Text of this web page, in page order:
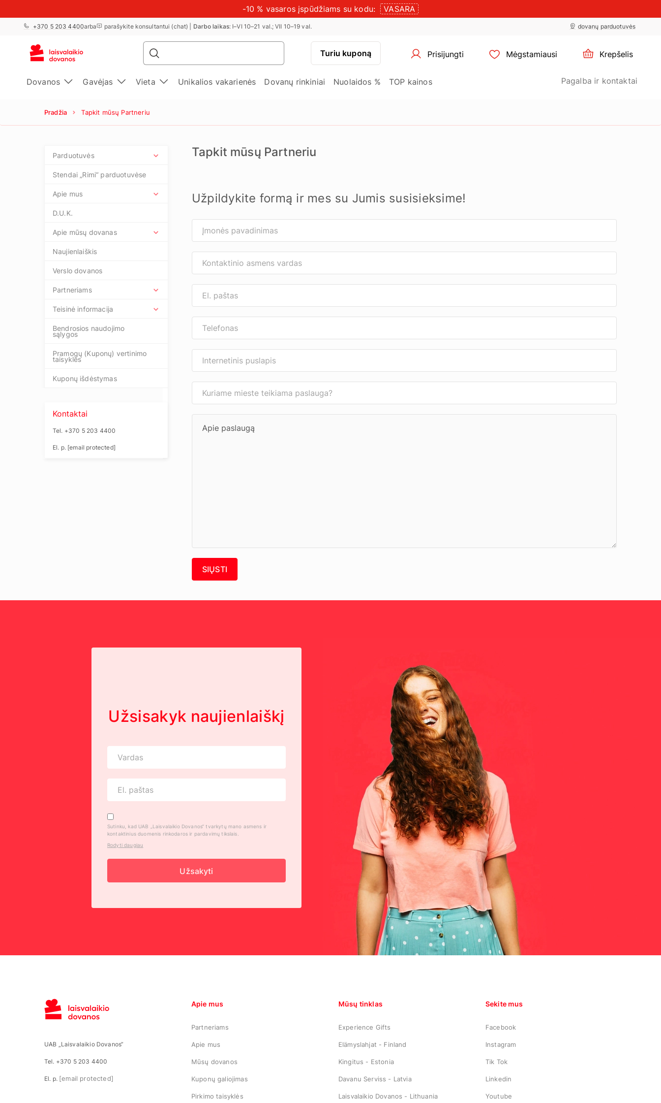
-10 % vasaros įspūdžiams su kodu: VASARA
×
+370 5 203 4400arba parašykite konsultantui (chat) | Darbo laikas: I–VI 10–21 val.; VII 10–19 val. dovanų parduotuvės
Turiu kuponą Prisijungti Mėgstamiausi Krepšelis
Dovanos Gavėjas Vieta Unikalios vakarienės Dovanų rinkiniai Nuolaidos % TOP kainos Pagalba ir kontaktai
Pradžia Tapkit mūsų Partneriu
Parduotuvės
Stendai „Rimi“ parduotuvėse
Apie mus
D.U.K.
Apie mūsų dovanas
Naujienlaiškis
Verslo dovanos
Partneriams
Teisinė informacija
Bendrosios naudojimo
sąlygos
Pramogų (Kuponų) vertinimo
taisyklės
Kuponų išdėstymas
Kontaktai
Tel. +370 5 203 4400
El. p. [email protected]
Tapkit mūsų Partneriu
Užpildykite formą ir mes su Jumis susisieksime!
Užsisakyk naujienlaiškį
Sutinku, kad UAB „Laisvalaikio Dovanos“ tvarkytų mano asmens ir
kontaktinius duomenis rinkodaros ir pardavimų tikslais.
Rodyti daugiau
Užsakyti
UAB „Laisvalaikio Dovanos“
Tel. +370 5 203 4400
El. p. [email protected]
Apie mus
Partneriams
Apie mus
Mūsų dovanos
Kuponų galiojimas
Pirkimo taisyklės
Mūsų tinklas
Experience Gifts
Elämyslahjat - Finland
Kingitus - Estonia
Davanu Serviss - Latvia
Laisvalaikio Dovanos - Lithuania
Sekite mus
Facebook
Instagram
Tik Tok
Linkedin
Youtube
slapukų